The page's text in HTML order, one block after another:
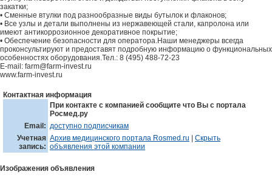
закатки;
• Сменные втулки под разнообразные виды бутылок и флаконов;
• Все узлы и детали выполнены из нержавеющей стали, капролона или
имеют антикоррозионное декоративное покрытие;
• Обеспечение безопасности для оператора.Наши менеджеры всегда
проконсультируют и предоставят подробную информацию о функциональных
особенностях оборудования.Тел.: 8 (495) 488-72-23
E-mail: farm@farm-invest.ru
www.farm-invest.ru
Контактная информация
При контакте с компанией сообщите что Вы с портала
Росмед.ру
Email: доступно подписчикам
Учетная
запись:
Архив медицинского портала Rosmed.ru
Скрыть
объявления этой компании
Изображения объявления